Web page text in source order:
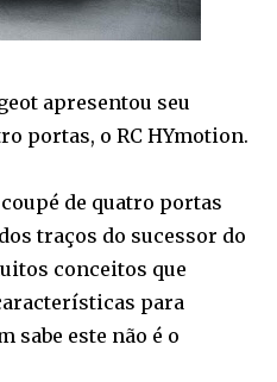
apresentou seu
portas, o RC HYmotion.
de quatro portas
traços do sucessor do
conceitos que
para
sabe este não é o